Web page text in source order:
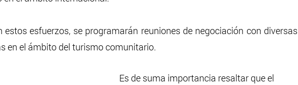
estos esfuerzos, se programarán reuniones de negociación con diversas
en el ámbito del turismo comunitario.
Es de suma importancia resaltar que el